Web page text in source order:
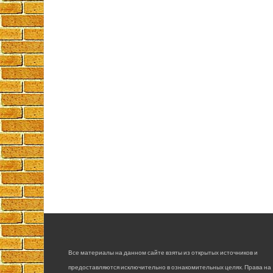
Все материалы на данном сайте взяты из открытых источников и
предоставляются исключительно в ознакомительных целях. Права на